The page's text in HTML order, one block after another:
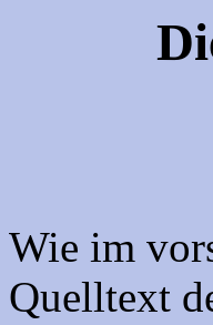
Wie im
Quelltext